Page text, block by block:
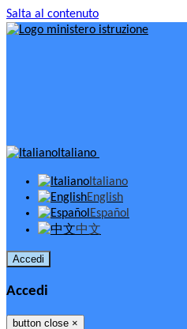
Salta al contenuto
Italiano
Italiano
English
Español
中文
Accedi
Accedi
button close ×